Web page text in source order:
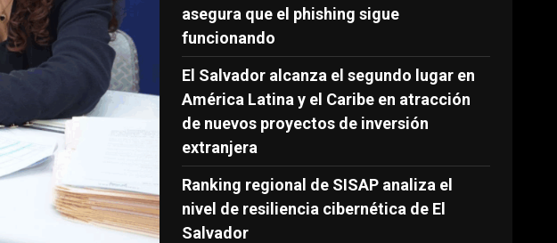
asegura que el phishing sigue
funcionando
El Salvador alcanza el segundo lugar en
América Latina y el Caribe en atracción
de nuevos proyectos de inversión
extranjera
Ranking regional de SISAP analiza el
nivel de resiliencia cibernética de El
Salvador